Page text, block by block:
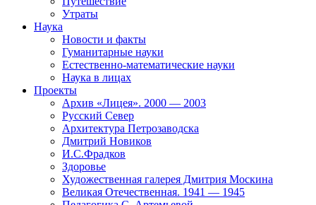
Утраты
Наука
Новости и факты
Гуманитарные науки
Естественно-математические науки
Наука в лицах
Проекты
Архив «Лицея». 2000 — 2003
Русский Север
Архитектура Петрозаводска
Дмитрий Новиков
И.С.Фрадков
Здоровье
Художественная галерея Дмитрия Москина
Великая Отечественная. 1941 — 1945